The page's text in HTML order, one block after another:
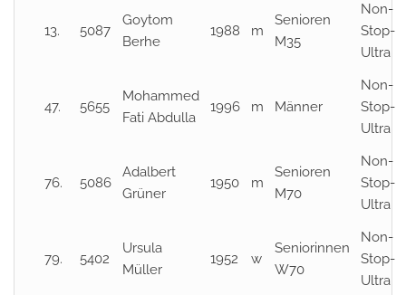
13. 5087
Goytom
Berhe
1988 m
Senioren
M35
Non-
Stop-
Ultra
47. 5655
Mohammed
Fati Abdulla
1996 m Männer
Non-
Stop-
Ultra
76. 5086
Adalbert
Grüner
1950 m
Senioren
M70
Non-
Stop-
Ultra
79. 5402
Ursula
Müller
1952 w
Seniorinnen
W70
Non-
Stop-
Ultra